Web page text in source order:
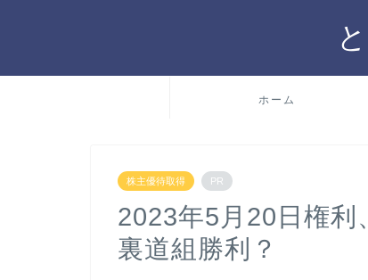
ホーム
株主優待取得 PR
2023年5月20日権利
裏道組勝利？